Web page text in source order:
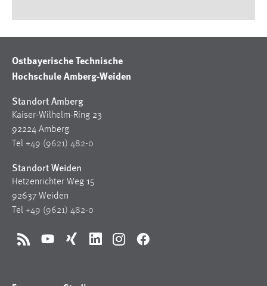
Ostbayerische Technische
Hochschule Amberg-Weiden
Standort Amberg
Kaiser-Wilhelm-Ring 23
92224 Amberg
Tel +49 (9621) 482-0
Standort Weiden
Hetzenrichter Weg 15
92637 Weiden
Tel +49 (9621) 482-0
RSS YouTubeXing LinkedInInstagramFacebook